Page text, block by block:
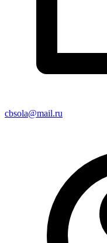
cbsola@mail.ru